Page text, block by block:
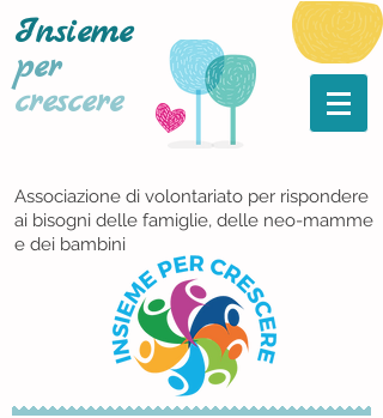
Insieme
per
crescere
Associazione di volontariato per rispondere
ai bisogni delle famiglie, delle neo-mamme
e dei bambini